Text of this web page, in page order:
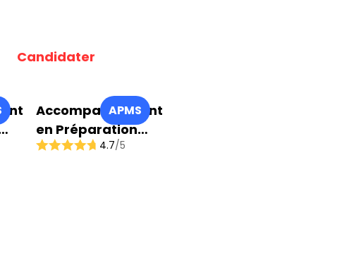
APMS
Accompagnement
en Préparation
Mentale du Sportif
4.7/5
Candidater